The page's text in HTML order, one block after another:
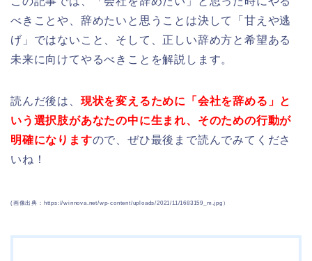
べきことや、辞めたいと思うことは決して「甘えや逃
げ」ではないこと、そして、正しい辞め方と希望ある
未来に向けてやるべきことを解説します。
読んだ後は、 現状を変えるために「会社を辞める」と
いう選択肢があなたの中に生まれ、そのための行動が
明確になりますので、ぜひ最後まで読んでみてくださ
いね！
(画像出典：https://winnova.net/wp-content/uploads/2021/11/1683159_m.jpg）